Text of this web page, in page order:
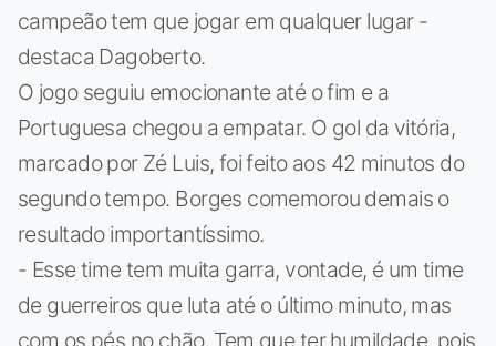
campeão tem que jogar em qualquer lugar -
destaca Dagoberto.
O jogo seguiu emocionante até o fim e a
Portuguesa chegou a empatar. O gol da vitória,
marcado por Zé Luis, foi feito aos 42 minutos do
segundo tempo. Borges comemorou demais o
resultado importantíssimo.
- Esse time tem muita garra, vontade, é um time
de guerreiros que luta até o último minuto, mas
com os pés no chão. Tem que ter humildade, pois